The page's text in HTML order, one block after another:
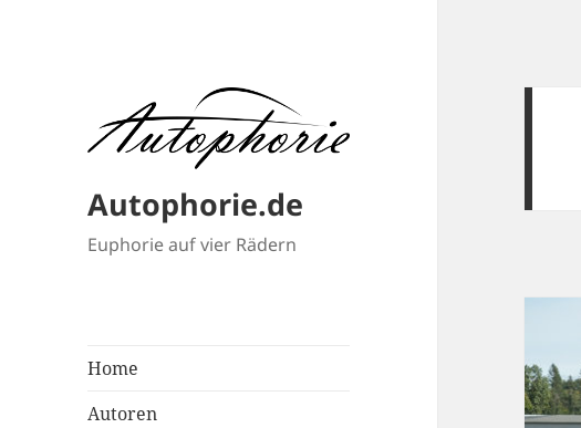
Autophorie.de
Euphorie auf vier Rädern
Home
Autoren